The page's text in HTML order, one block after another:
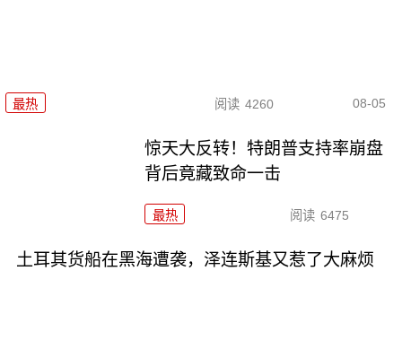
最热 阅读 4260 08-05
惊天大反转！特朗普支持率崩盘
背后竟藏致命一击
最热 阅读 6475
土耳其货船在黑海遭袭，泽连斯基又惹了大麻烦